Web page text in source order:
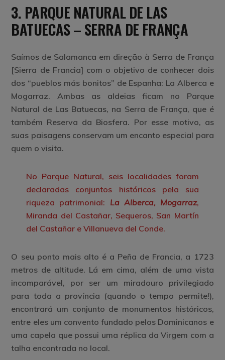
3. PARQUE NATURAL DE LAS
BATUECAS – SERRA DE FRANÇA
Saímos de Salamanca em direção à Serra de França
[Sierra de Francia] com o objetivo de conhecer dois
dos “pueblos más bonitos” de Espanha: La Alberca e
Mogarraz. Ambas as aldeias ficam no Parque
Natural de Las Batuecas, na Serra de França, que é
também Reserva da Biosfera. Por esse motivo, as
suas paisagens conservam um encanto especial para
quem o visita.
No Parque Natural, seis localidades foram
declaradas conjuntos históricos pela sua
riqueza patrimonial: La Alberca, Mogarraz,
Miranda del Castañar, Sequeros, San Martín
del Castañar e Villanueva del Conde.
O seu ponto mais alto é a Peña de Francia, a 1723
metros de altitude. Lá em cima, além de uma vista
incomparável, por ser um miradouro privilegiado
para toda a província (quando o tempo permite!),
encontrará um conjunto de monumentos históricos,
entre eles um convento fundado pelos Dominicanos e
uma capela que possui uma réplica da Virgem com a
talha encontrada no local.